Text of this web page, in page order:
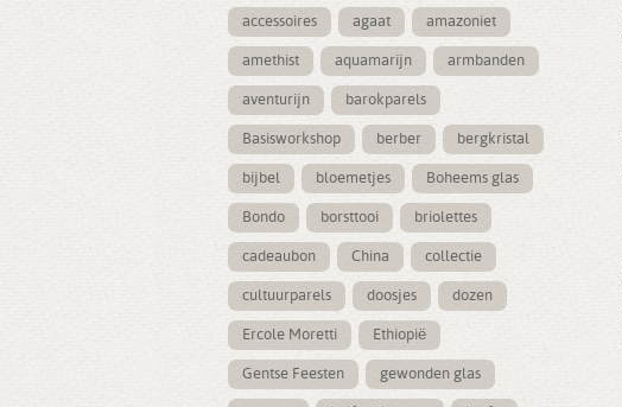
accessoires agaat amazoniet
amethist aquamarijn armbanden
aventurijn barokparels
Basisworkshop berber bergkristal
bijbel bloemetjes Boheems glas
Bondo borsttooi briolettes
cadeaubon China collectie
cultuurparels doosjes dozen
Ercole Moretti Ethiopië
Gentse Feesten gewonden glas